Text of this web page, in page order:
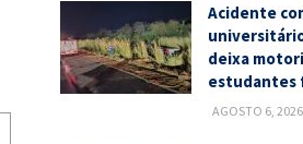
Acidente
deixa
estudantes
AGOSTO 6, 2026